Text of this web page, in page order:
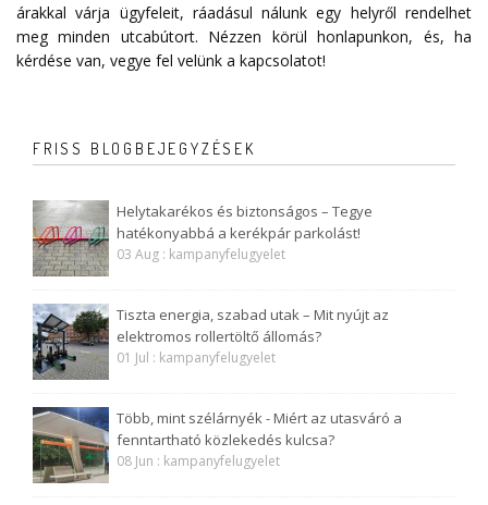
árakkal várja ügyfeleit, ráadásul nálunk egy helyről rendelhet
meg minden utcabútort. Nézzen körül honlapunkon, és, ha
kérdése van, vegye fel velünk a kapcsolatot!
FRISS BLOGBEJEGYZÉSEK
Helytakarékos és biztonságos – Tegye
hatékonyabbá a kerékpár parkolást!
03 Aug : kampanyfelugyelet
Tiszta energia, szabad utak – Mit nyújt az
elektromos rollertöltő állomás?
01 Jul : kampanyfelugyelet
Több, mint szélárnyék - Miért az utasváró a
fenntartható közlekedés kulcsa?
08 Jun : kampanyfelugyelet